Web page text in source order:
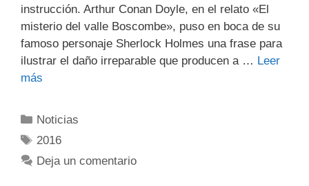
instrucción. Arthur Conan Doyle, en el relato «El
misterio del valle Boscombe», puso en boca de su
famoso personaje Sherlock Holmes una frase para
ilustrar el daño irreparable que producen a … Leer
más
Noticias
2016
Deja un comentario